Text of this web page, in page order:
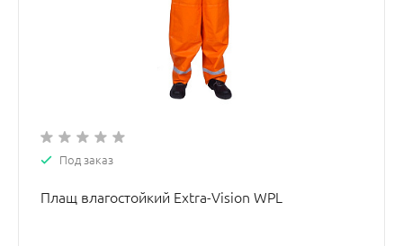
Под заказ
Плащ влагостойкий Extra-Vision WPL